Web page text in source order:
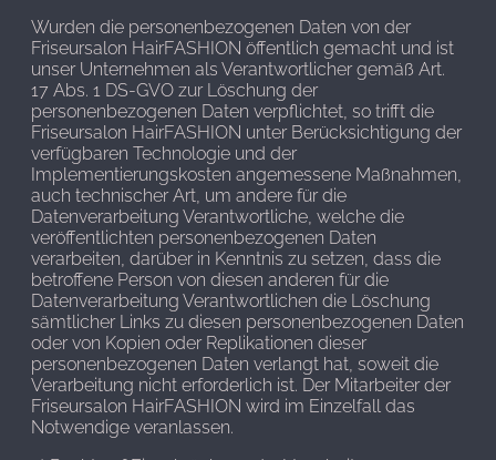
Wurden die personenbezogenen Daten von der
Friseursalon HairFASHION öffentlich gemacht und ist
unser Unternehmen als Verantwortlicher gemäß Art.
17 Abs. 1 DS-GVO zur Löschung der
personenbezogenen Daten verpflichtet, so trifft die
Friseursalon HairFASHION unter Berücksichtigung der
verfügbaren Technologie und der
Implementierungskosten angemessene Maßnahmen,
auch technischer Art, um andere für die
Datenverarbeitung Verantwortliche, welche die
veröffentlichten personenbezogenen Daten
verarbeiten, darüber in Kenntnis zu setzen, dass die
betroffene Person von diesen anderen für die
Datenverarbeitung Verantwortlichen die Löschung
sämtlicher Links zu diesen personenbezogenen Daten
oder von Kopien oder Replikationen dieser
personenbezogenen Daten verlangt hat, soweit die
Verarbeitung nicht erforderlich ist. Der Mitarbeiter der
Friseursalon HairFASHION wird im Einzelfall das
Notwendige veranlassen.